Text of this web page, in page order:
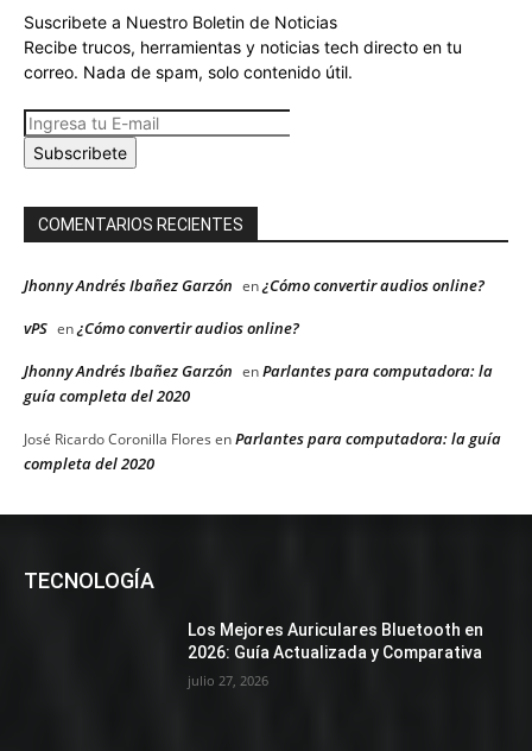
Suscribete a Nuestro Boletin de Noticias
Recibe trucos, herramientas y noticias tech directo en tu
correo. Nada de spam, solo contenido útil.
Subscribete
COMENTARIOS RECIENTES
Jhonny Andrés Ibañez Garzón en¿Cómo convertir audios online?
vPS en¿Cómo convertir audios online?
Jhonny Andrés Ibañez Garzón enParlantes para computadora: la
guía completa del 2020
José Ricardo Coronilla Flores enParlantes para computadora: la guía
completa del 2020
TECNOLOGÍA
Los Mejores Auriculares Bluetooth en
2026: Guía Actualizada y Comparativa
julio 27, 2026